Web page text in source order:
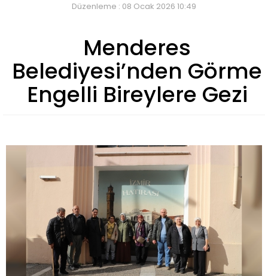
Düzenleme : 08 Ocak 2026 10:49
Menderes
Belediyesi’nden Görme
Engelli Bireylere Gezi